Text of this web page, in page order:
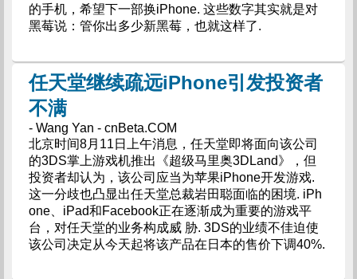
的手机，希望下一部换iPhone. 这些数字其实就是对
黑莓说：管你出多少新黑莓，也就这样了.
任天堂继续疏远iPhone引发投资者
不满
- Wang Yan - cnBeta.COM
北京时间8月11日上午消息，任天堂即将面向该公司
的3DS掌上游戏机推出《超级马里奥3DLand》，但
投资者却认为，该公司应当为苹果iPhone开发游戏.
这一分歧也凸显出任天堂总裁岩田聪面临的困境. iPh
one、iPad和Facebook正在逐渐成为重要的游戏平
台，对任天堂的业务构成威 胁. 3DS的业绩不佳迫使
该公司决定从今天起将该产品在日本的售价下调40%.